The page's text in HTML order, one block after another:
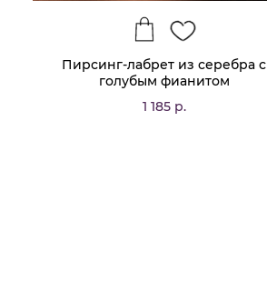
Пирсинг-лабрет из серебра с
голубым фианитом
1 185 р.